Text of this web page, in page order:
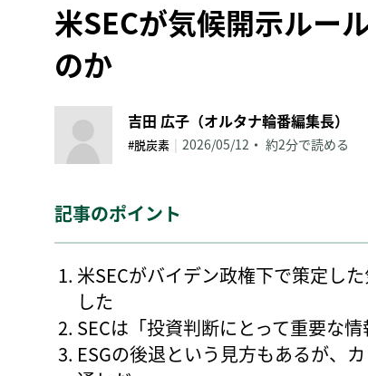
米SECが気候開示ルー
のか
吉田 広子（オルタナ輪番編集長）
#脱炭素 | 2026/05/12 約2分で読める
記事のポイント
米SECがバイデン政権下で策定し
した
SECは「投資判断にとって重要な
ESGの後退という見方もあるが、